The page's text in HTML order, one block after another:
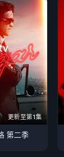
更新至第1集
第二季